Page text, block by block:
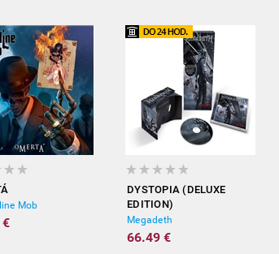
Mob
€
DYSTOPIA (DELUXE
EDITION)
Megadeth
66.49 €